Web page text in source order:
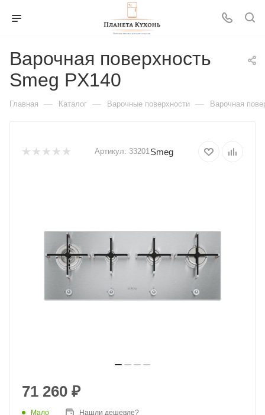
Варочная поверхность
Smeg PX140
Главная — Каталог — Варочные поверхности — Варочная
Артикул: 33201Smeg
71 260 ₽
Мало Нашли дешевле?